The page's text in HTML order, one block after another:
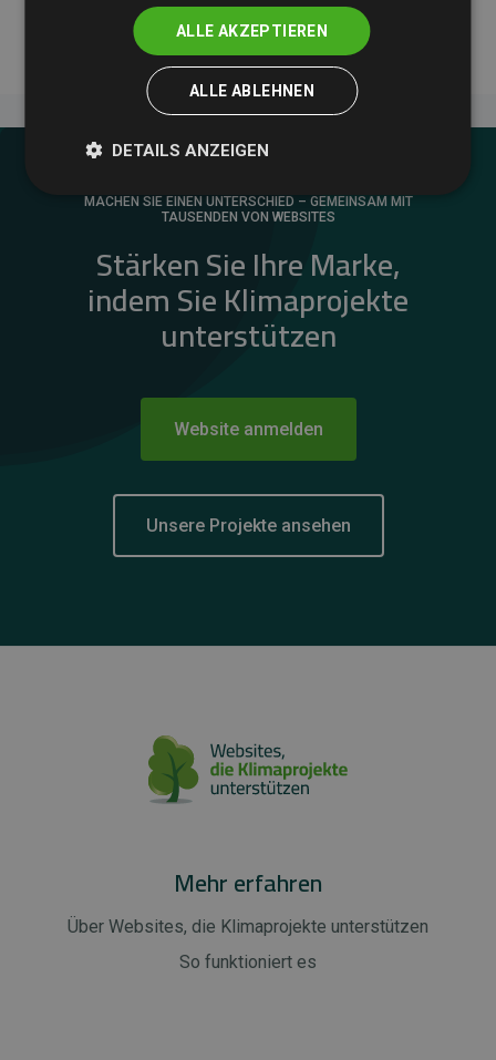
messbare Klimawirkung unseres Ansatzes.
MACHEN SIE EINEN UNTERSCHIED – GEMEINSAM MIT
TAUSENDEN VON WEBSITES
Stärken Sie Ihre Marke,
indem Sie Klimaprojekte
unterstützen
Website anmelden
Unsere Projekte ansehen
Mehr erfahren
Über Websites, die Klimaprojekte unterstützen
So funktioniert es
ALLE AKZEPTIEREN
ALLE ABLEHNEN
DETAILS ANZEIGEN